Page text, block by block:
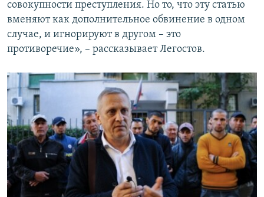
совокупности преступления. Но то, что эту статью
вменяют как дополнительное обвинение в одном
случае, и игнорируют в другом – это
противоречие», – рассказывает Легостов.